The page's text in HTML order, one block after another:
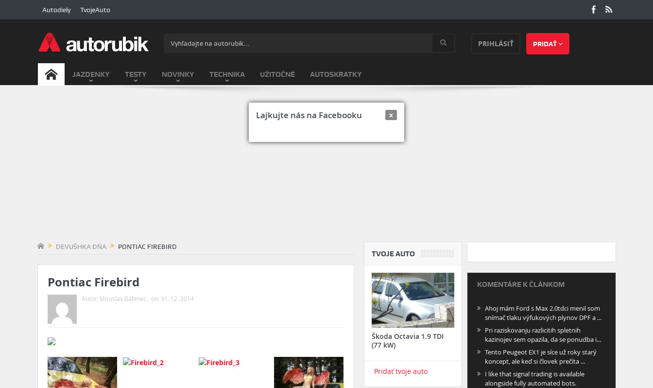
Lajkujte nás na Facebooku x
Autodiely TvojeAuto
PRIHLÁSIŤ PRIDAŤ
JAZDENKY TESTY NOVINKY TECHNIKA UŽITOČNÉ AUTOSKRATKY
DEVUŠHKA DŇA PONTIAC FIREBIRD
Pontiac Firebird
Autor: Miroslav Babinec on: 31. 12. 2014
TVOJE AUTO
Škoda Octavia 1.9 TDI
(77 kW)
Pridať tvoje auto
KOMENTÁRE K ČLÁNKOM
Ahoj mám Ford s Max 2.0tdci menil som
snímač tlaku výfukových plynov DPF a ...
Pri raziskovanju razlicitih spletnih
kazinojev sem opazila, da se ponudba i...
Tento Peugeot EX1 je síce už roky starý
koncept, ale keď si človek prečíta ...
I like that signal trading is available
alongside fully automated bots.